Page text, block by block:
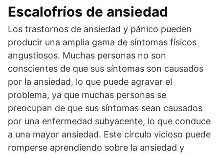
Escalofríos de ansiedad
Los trastornos de ansiedad y pánico pueden
producir una amplia gama de síntomas físicos
angustiosos. Muchas personas no son
conscientes de que sus síntomas son causados
por la ansiedad, lo que puede agravar el
problema, ya que muchas personas se
preocupan de que sus síntomas sean causados
por una enfermedad subyacente, lo que conduce
a una mayor ansiedad. Este círculo vicioso puede
romperse aprendiendo sobre la ansiedad y